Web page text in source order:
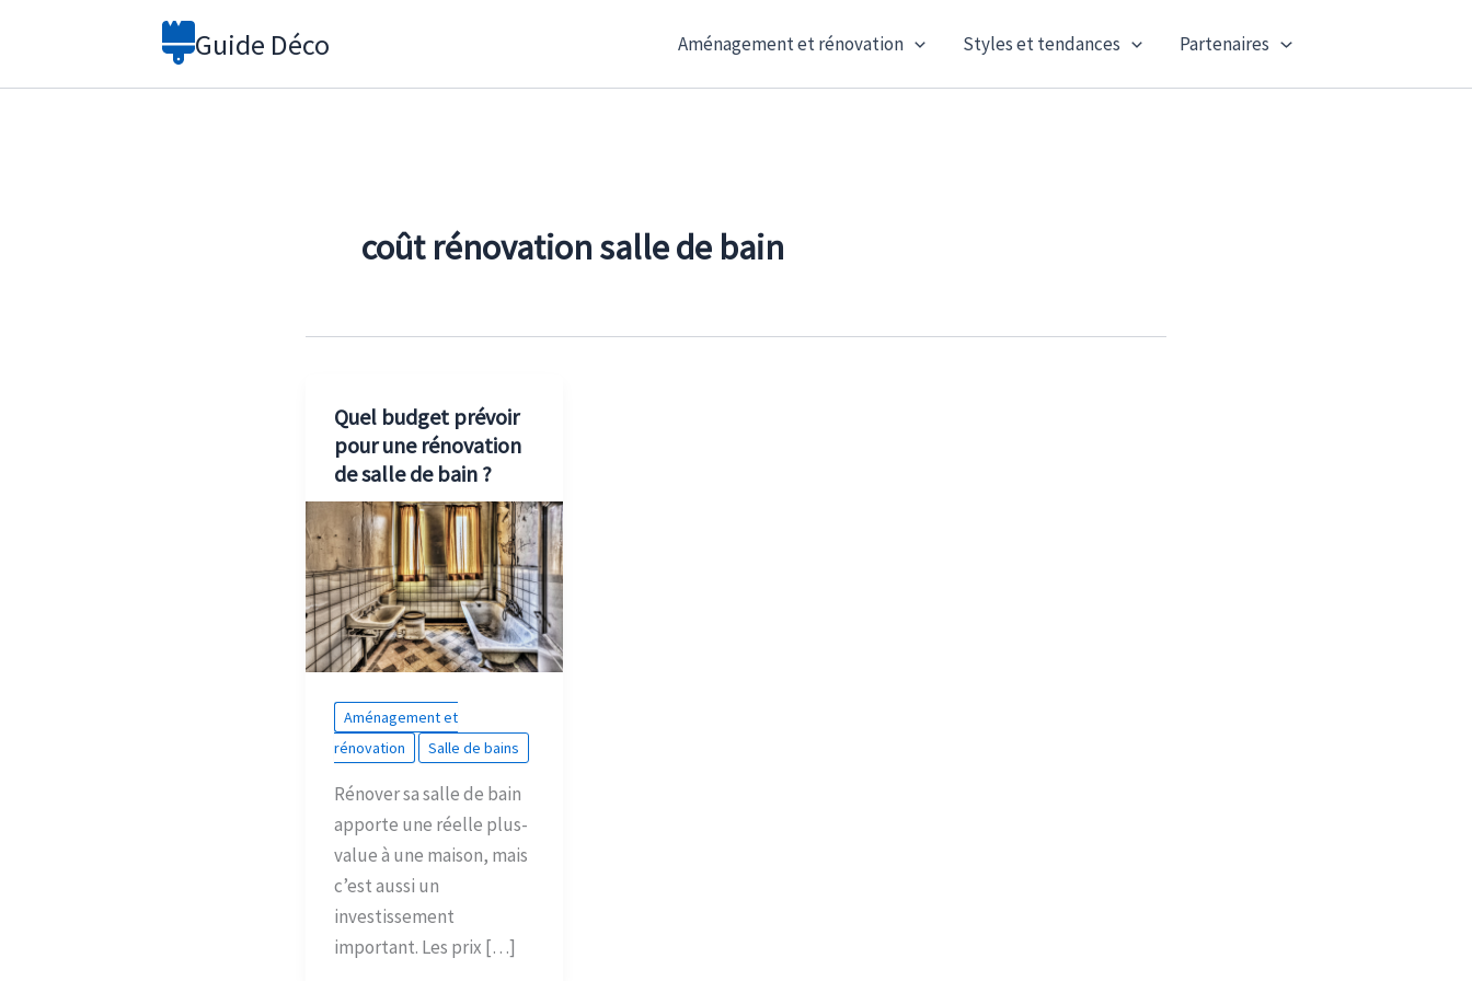
Guide Déco Aménagement et rénovation Styles et tendances Partenaires
coût rénovation salle de bain
Quel budget prévoir
pour une rénovation
de salle de bain ?
Aménagement et
rénovation
Salle de bains
Rénover sa salle de bain
apporte une réelle plus-
value à une maison, mais
c’est aussi un
investissement
important. Les prix […]